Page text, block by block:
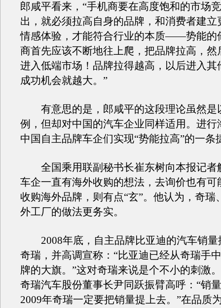
郎咸平看来，“手机商要在高度饱和的市场
出，就必须拉高自身的品牌，和消费者建立
情感体验，才能符合行业的本质——势能的
商首先应该不断地往上爬，把品牌拉高，然
进入低端市场！品牌拉得越高，以后进入其
成功机会就越大。”
有意思的是，郎咸平的这段理论虽然是
例，但却对中国的汽车企业同样适用。进行
中国自主品牌车企们实现“势能拉高”的一条
全国乘用联副秘书长崔东树向本报记者
车企一直有海外收购的想法，去询价也有可
收购海外品牌，则有点“玄”。他认为，奇瑞
外工厂的做法更务实。
2008年底，自主品牌比亚迪的汽车销量
奇瑞，并高调宣称：“比亚迪已经从奇瑞手
牌的大旗。”这对奇瑞来说是个不小的刺激
奇瑞汽车股份董事长尹同跃振臂高呼：“销
2009年奇瑞一定要把销量提上去。”在品质